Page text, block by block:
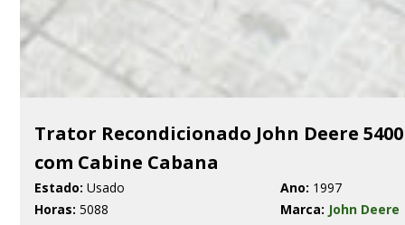
Trator Recondicionado John Deere
com Cabine Cabana
Estado: Usado Ano: 1997
Horas: 5088 Marca: John Deere